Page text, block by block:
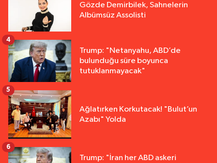
Gözde Demirbilek, Sahnelerin
Albümsüz Assolisti
Trump: "Netanyahu, ABD’de
bulunduğu süre boyunca
tutuklanmayacak"
4
Ağlatırken Korkutacak! "Bulut’un
Azabı" Yolda
5
Trump: "İran her ABD askeri
6